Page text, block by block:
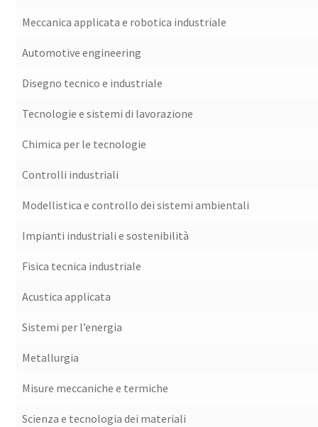
Meccanica applicata e robotica industriale
Automotive engineering
Disegno tecnico e industriale
Tecnologie e sistemi di lavorazione
Chimica per le tecnologie
Controlli industriali
Modellistica e controllo dei sistemi ambientali
Impianti industriali e sostenibilità
Fisica tecnica industriale
Acustica applicata
Sistemi per l’energia
Metallurgia
Misure meccaniche e termiche
Scienza e tecnologia dei materiali